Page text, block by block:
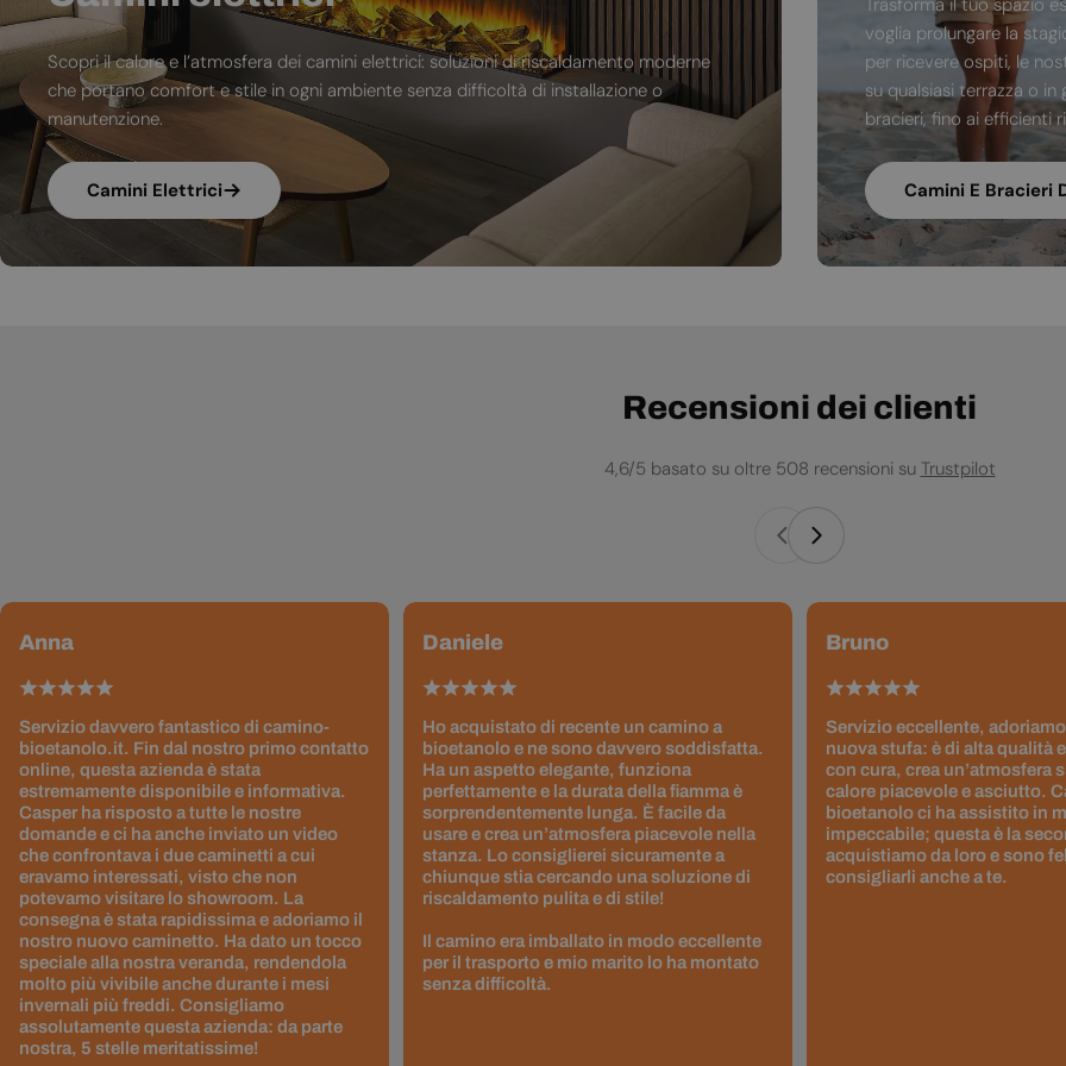
Scopri il calore e l’atmosfera dei camini elettrici: soluzioni di riscaldamento moderne
che portano comfort e stile in ogni ambiente senza difficoltà di installazione o
manutenzione.
Camini Elettrici
Trasforma il tuo spazio
voglia prolungare la
per ricevere ospiti, le
su qualsiasi terrazza o
bracieri, fino ai efficienti
Camini E Bracieri
Recensioni dei clienti
4,6/5 basato su oltre 508 recensioni su Trustpilot
Anna
Servizio davvero fantastico di camino-
bioetanolo.it. Fin dal nostro primo contatto
online, questa azienda è stata
estremamente disponibile e informativa.
Casper ha risposto a tutte le nostre
domande e ci ha anche inviato un video
che confrontava i due caminetti a cui
eravamo interessati, visto che non
potevamo visitare lo showroom. La
consegna è stata rapidissima e adoriamo il
nostro nuovo caminetto. Ha dato un tocco
speciale alla nostra veranda, rendendola
molto più vivibile anche durante i mesi
invernali più freddi. Consigliamo
assolutamente questa azienda: da parte
nostra, 5 stelle meritatissime!
Daniele
Ho acquistato di recente un camino a
bioetanolo e ne sono davvero soddisfatta.
Ha un aspetto elegante, funziona
perfettamente e la durata della fiamma è
sorprendentemente lunga. È facile da
usare e crea un’atmosfera piacevole nella
stanza. Lo consiglierei sicuramente a
chiunque stia cercando una soluzione di
riscaldamento pulita e di stile!
Il camino era imballato in modo eccellente
per il trasporto e mio marito lo ha montato
senza difficoltà.
Bruno
Servizio eccellente,
nuova stufa: è di alta qualità
con cura, crea un’atmosfera
calore piacevole e asciutto.
bioetanolo ci ha assistito in
impeccabile; questa è la
acquistiamo da loro e sono
consigliarli anche a te.